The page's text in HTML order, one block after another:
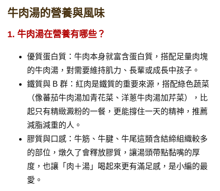
牛肉湯的營養與風味
1. 牛肉湯在營養有哪些？
優質蛋白質：牛肉本身就富含蛋白質，搭配足量肉塊
的牛肉湯，對需要維持肌力、長輩或成長中孩子。
鐵質與 B 群：紅肉是鐵質的重要來源，搭配綠色蔬菜
（像蕃茄牛肉湯加青花菜、洋蔥牛肉湯加芹菜），比
起只有精緻澱粉的一餐，更能撐住一天的精神，推薦
減脂減重的人。
膠質與口感：牛筋、牛腱、牛尾這類含結締組織較多
的部位，燉久了會釋放膠質，讓湯頭帶點黏嘴的厚
度，也讓「肉＋湯」喝起來更有滿足感，是小編的最
愛。